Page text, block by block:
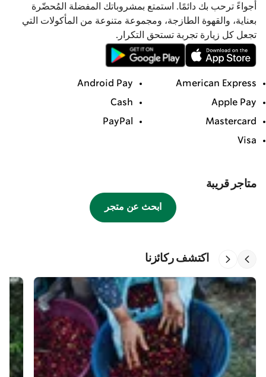
أجواءً ترحب بك دائمًا. استمتع بمشروباتك المفضلة المُحضّرة
بعناية، والقهوة الطازجة، ومجموعة متنوعة من المأكولات التي
تجعل كل زيارة تجربة تستحق التكرار.
American Express
Android Pay
Apple Pay
Cash
Mastercard
PayPal
Visa
متاجر قريبة
ابحث عن متجر
اكتشف ركائزنا